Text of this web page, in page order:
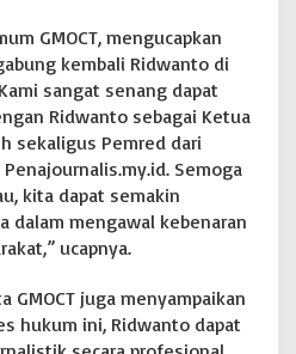
GMOCT, mengucapkan
kembali Ridwanto di
sangat senang dapat
Ridwanto sebagai Ketua
sekaligus Pemred dari
Semoga
kita dapat semakin
dalam mengawal kebenaran
ucapnya.
GMOCT juga menyampaikan
hukum ini, Ridwanto dapat